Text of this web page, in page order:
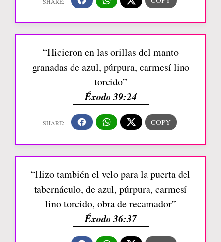
“Hicieron en las orillas del manto
granadas de azul, púrpura, carmesí lino
torcido”
Éxodo 39:24
“Hizo también el velo para la puerta del
tabernáculo, de azul, púrpura, carmesí
lino torcido, obra de recamador”
Éxodo 36:37